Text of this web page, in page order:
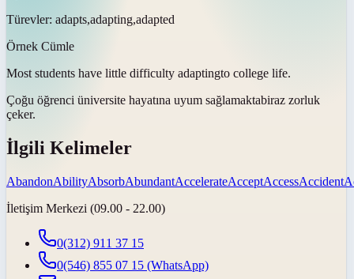
Türevler: adapts,adapting,adapted
Örnek Cümle
Most students have little difficulty adaptingto college life.
Çoğu öğrenci üniversite hayatına uyum sağlamaktabiraz zorluk
çeker.
İlgili Kelimeler
AbandonAbilityAbsorbAbundantAccelerateAcceptAccessAccident
İletişim Merkezi (09.00 - 22.00)
0(312) 911 37 15
0(546) 855 07 15 (WhatsApp)